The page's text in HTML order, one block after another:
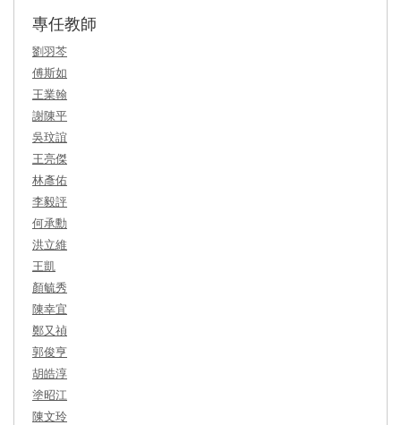
專任教師
劉羽芩
傅斯如
王業翰
謝陳平
吳玟誼
王亮傑
林彥佑
李毅評
何承勳
洪立維
王凱
顏毓秀
陳幸宜
鄭又禎
郭俊亨
胡皓淳
塗昭江
陳文玲